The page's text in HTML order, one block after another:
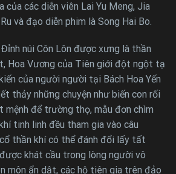
của các diễn viên Lai Yu Meng, Jia
và đạo diễn phim là Song Hai Bo.
núi Côn Lôn được xưng là thần
Hoa Vương của Tiên giới đột ngột tạ
của người người tại Bách Hoa Yến
thảy những chuyện như biến con rối
mệnh để trường thọ, mẫu đơn chìm
tinh linh đều tham gia vào câu
thần khí có thể đánh đổi lấy tất
khát cầu trong lòng người vô
môn ẩn dật, các hộ tiên gia trên đảo